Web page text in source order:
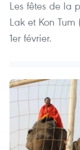
Les fêtes de la
Lak et Kon
1er février.